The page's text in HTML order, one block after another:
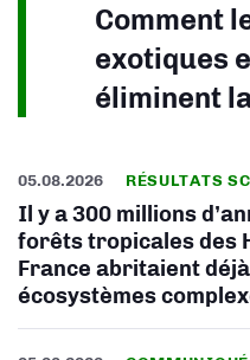
Comment
exotiques
éliminent
05.08.2026 RÉSULTATS
Il y a 300 millions
forêts tropicales des
France abritaient
écosystèmes